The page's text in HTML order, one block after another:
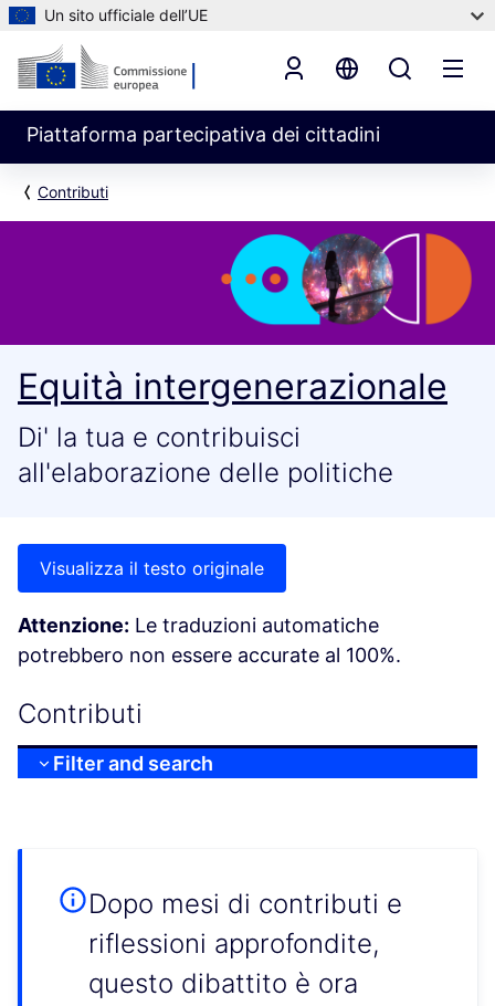
Un sito ufficiale dell’UE
Piattaforma partecipativa dei cittadini
Contributi
Equità intergenerazionale
Di' la tua e contribuisci
all'elaborazione delle politiche
Visualizza il testo originale
Attenzione: Le traduzioni automatiche
potrebbero non essere accurate al 100%.
Contributi
Filter and search
Dopo mesi di contributi e
riflessioni approfondite,
questo dibattito è ora